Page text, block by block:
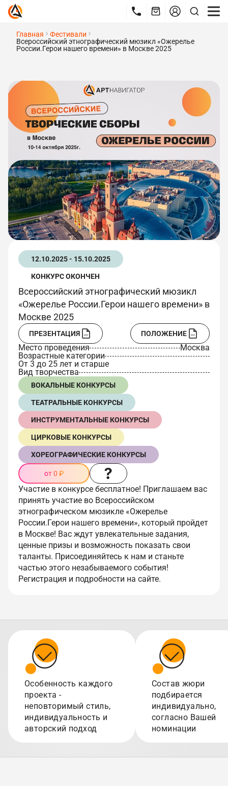
Главная
Фестивали
Всероссийский этнографический мюзикл «Ожерелье
России.Герои нашего времени» в Москве 2025
12.10.2025 - 15.10.2025
КОНКУРС ОКОНЧЕН
Всероссийский этнографический мюзикл
«Ожерелье России.Герои нашего времени» в
Москве 2025
ПРЕЗЕНТАЦИЯ ПОЛОЖЕНИЕ
Место проведения
Москва
Возрастные категории
От 3 до 25 лет и старше
Вид творчества
ВОКАЛЬНЫЕ КОНКУРСЫ
ТЕАТРАЛЬНЫЕ КОНКУРСЫ
ИНСТРУМЕНТАЛЬНЫЕ КОНКУРСЫ
ЦИРКОВЫЕ КОНКУРСЫ
ХОРЕОГРАФИЧЕСКИЕ КОНКУРСЫ
от 0 ₽
Участие в конкурсе бесплатное! Приглашаем вас
принять участие во Всероссийском
этнографическом мюзикле «Ожерелье
России.Герои нашего времени», который пройдет
в Москве! Вас ждут увлекательные задания,
ценные призы и возможность показать свои
таланты. Присоединяйтесь к нам и станьте
частью этого незабываемого события!
Регистрация и подробности на сайте.
Особенность каждого
проекта -
неповторимый стиль,
индивидуальность и
авторский подход
Состав жюри
подбирается
индивидуально,
согласно Вашей
номинации